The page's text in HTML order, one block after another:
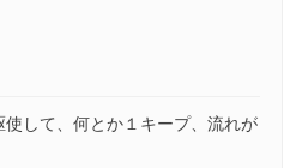
して、何とか１キープ、流れが